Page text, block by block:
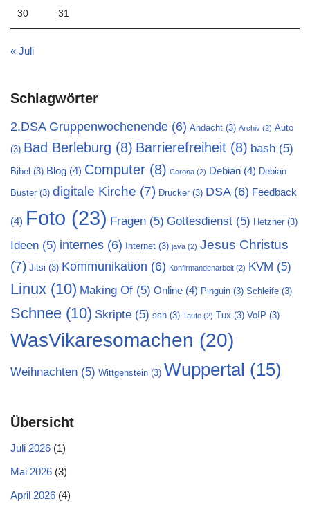
30 31
« Juli
Schlagwörter
2.DSA Gruppenwochenende (6) Andacht (3) Archiv (2) Auto
(3) Bad Berleburg (8) Barrierefreiheit (8) bash (5)
Bibel (3) Blog (4) Computer (8) Corona (2) Debian (4) Debian
Buster (3) digitale Kirche (7) Drucker (3) DSA(6) Feedback
(4) Foto (23) Fragen (5) Gottesdienst (5) Hetzner (3)
Ideen (5) internes (6) Internet (3) java (2) Jesus Christus
(7) Jitsi (3) Kommunikation (6) Konfirmandenarbeit (2) KVM (5)
Linux (10) Making Of (5) Online (4) Pinguin (3) Schleife (3)
Schnee (10) Skripte (5) ssh (3) Taufe (2) Tux (3) VoIP (3)
WasVikaresomachen (20)
Weihnachten (5) Wittgenstein (3) Wuppertal (15)
Übersicht
Juli 2026 (1)
Mai 2026 (3)
April 2026 (4)